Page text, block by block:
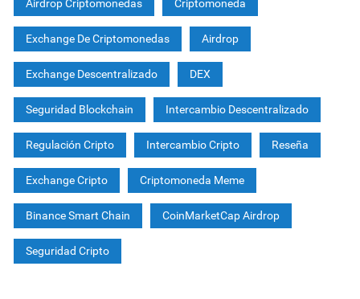
Airdrop Criptomonedas Criptomoneda
Exchange De Criptomonedas Airdrop
Exchange Descentralizado DEX
Seguridad Blockchain Intercambio Descentralizado
Regulación Cripto Intercambio Cripto Reseña
Exchange Cripto Criptomoneda Meme
Binance Smart Chain CoinMarketCap Airdrop
Seguridad Cripto